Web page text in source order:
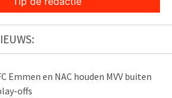
Emmen en NAC houden MVV buiten
offs